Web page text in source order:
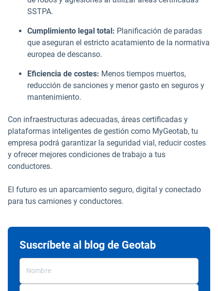
SSTPA.
Cumplimiento legal total: Planificación de paradas
que aseguran el estricto acatamiento de la normativa
europea de descanso.
Eficiencia de costes: Menos tiempos muertos,
reducción de sanciones y menor gasto en seguros y
mantenimiento.
Con infraestructuras adecuadas, áreas certificadas y
plataformas inteligentes de gestión como MyGeotab, tu
empresa podrá garantizar la seguridad vial, reducir costes
y ofrecer mejores condiciones de trabajo a tus
conductores.
El futuro es un aparcamiento seguro, digital y conectado
para tus camiones y conductores.
Suscríbete al blog de Geotab